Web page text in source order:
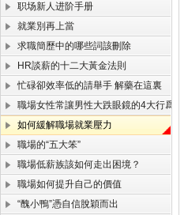
职场新人进阶手册
就業別再上當
求職簡歷中的哪些詞該刪除
HR談薪的十二大黃金法則
忙碌卻效率低的請舉手 解藥在這裏
職場女性常讓男性大跌眼鏡的4大行爲
如何緩解職場就業壓力
職場的“五大笨”
職場低薪族該如何走出困境？
職場如何提升自己的價值
“醜小鴨”憑自信脫穎而出